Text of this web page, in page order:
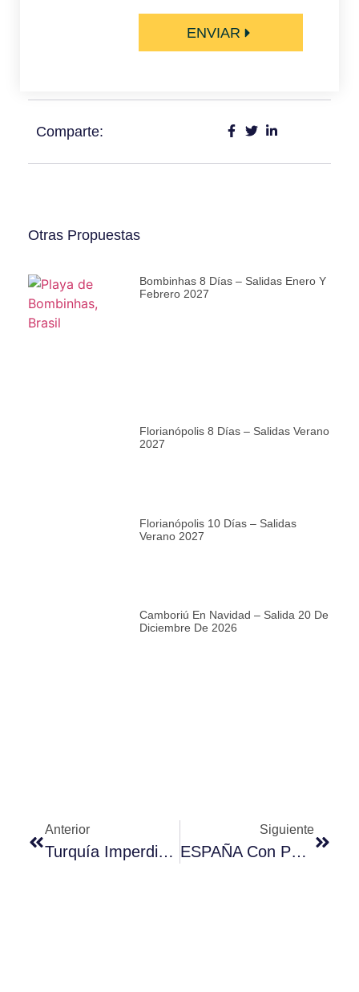
ENVIAR
Comparte:
Otras Propuestas
Bombinhas 8 Días – Salidas Enero Y
Febrero 2027
Florianópolis 8 Días – Salidas Verano
2027
Florianópolis 10 Días – Salidas
Verano 2027
Camboriú En Navidad – Salida 20 De
Diciembre De 2026
Anterior
Turquía Imperdible Con Troya: 14 Días – 11 De Agosto – Grupal
Siguiente
ESPAÑA Con PORTUGAL & MARRUECOS – Salida Grupal 22 Setiembre 2026